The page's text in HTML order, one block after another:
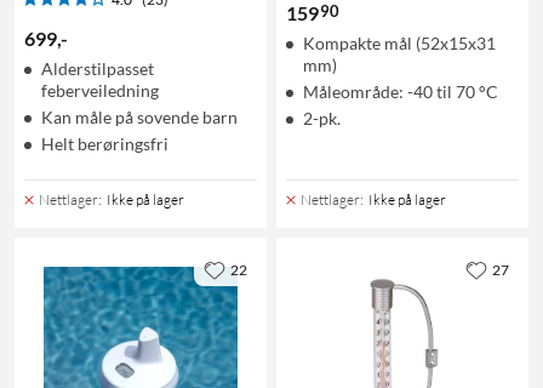
699,-
Alderstilpasset
feberveiledning
Kan måle på sovende barn
Helt berøringsfri
Nettlager: Ikke på lager
15990
Kompakte mål (52x15x31
mm)
Måleområde: -40 til 70 °C
2-pk.
Nettlager: Ikke på lager
22 27